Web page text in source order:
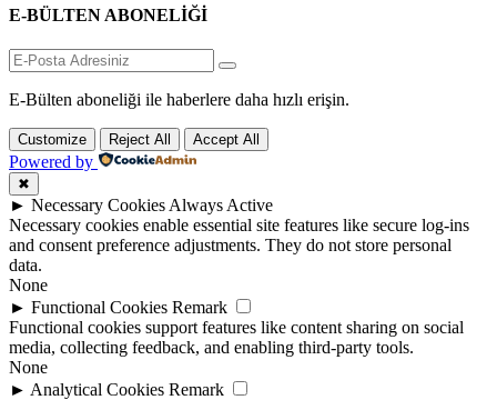
E-BÜLTEN ABONELİĞİ
E-Bülten aboneliği ile haberlere daha hızlı erişin.
Customize Reject All Accept All
Powered by
✖
► Necessary Cookies Always Active
Necessary cookies enable essential site features like secure log-ins
and consent preference adjustments. They do not store personal
data.
None
► Functional Cookies Remark
Functional cookies support features like content sharing on social
media, collecting feedback, and enabling third-party tools.
None
► Analytical Cookies Remark